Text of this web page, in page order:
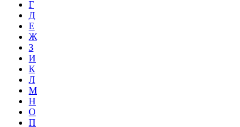
Г
Д
Е
Ж
З
И
К
Л
М
Н
О
П